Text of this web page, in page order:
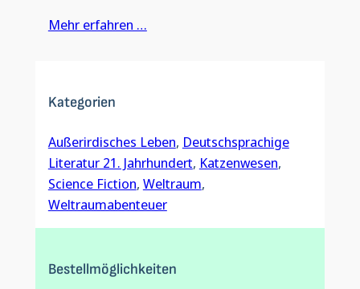
Mehr erfahren …
Kategorien
Außerirdisches Leben, Deutschsprachige
Literatur 21. Jahrhundert, Katzenwesen
Science Fiction, Weltraum
Weltraumabenteuer
Bestellmöglichkeiten